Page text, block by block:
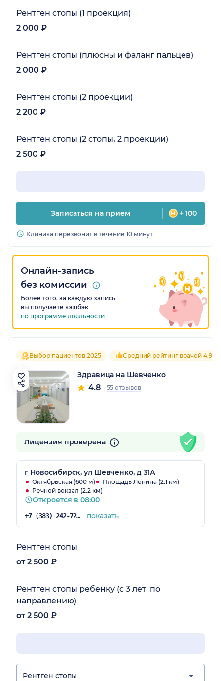
Рентген стопы (1 проекция)
2 000 ₽
Рентген стопы (плюсны и фаланг пальцев)
2 000 ₽
Рентген стопы (2 проекции)
2 200 ₽
Рентген стопы (2 стопы, 2 проекции)
2 500 ₽
Записаться на прием + 100
Клиника перезвонит в течение 10 минут
Онлайн-запись
без комиссии
Более того, за каждую запись
вы получаете кэшбэк
по программе лояльности
Выбор пациентов 2025 Средний рейтинг врачей 4.9
Здравица на Шевченко
4.8 55 отзывов
Лицензия проверена
г Новосибирск, ул Шевченко, д 31А
Октябрьская (600 м)
Площадь Ленина (2.1 км)
Речной вокзал (2.2 км)
Откроется в 08:00
+7 (383) 242-72-53 показать
Рентген стопы
от 2 500 ₽
Рентген стопы ребенку (с 3 лет, по
направлению)
от 2 500 ₽
Рентген стопы